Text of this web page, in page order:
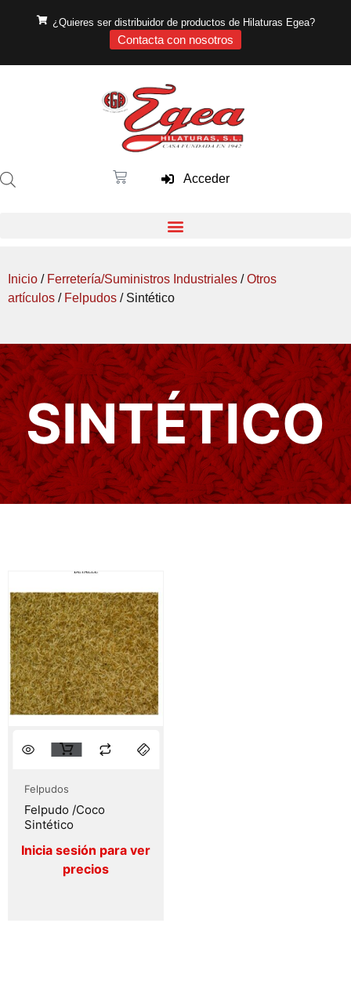
¿Quieres ser distribuidor de productos de Hilaturas Egea?
Contacta con nosotros
Acceder
Inicio / Ferretería/Suministros Industriales /Otros
artículos / Felpudos / Sintético
SINTÉTICO
Felpudos
Felpudo /Coco
Sintético